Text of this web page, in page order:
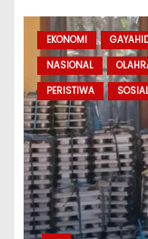
EKONOMI
NASIONAL
PERISTIWA